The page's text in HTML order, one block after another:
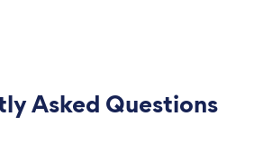
Asked Questions